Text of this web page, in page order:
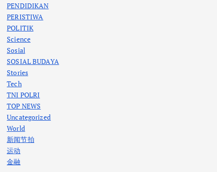
PENDIDIKAN
PERISTIWA
POLITIK
Science
Sosial
SOSIAL BUDAYA
Stories
Tech
TNI POLRI
TOP NEWS
Uncategorized
World
新闻节拍
运动
金融